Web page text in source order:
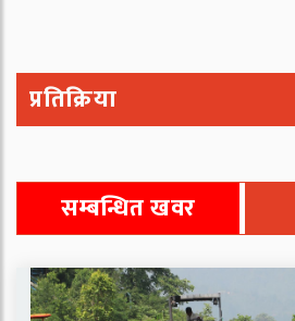
प्रतिक्रिया
सम्बन्धित खवर